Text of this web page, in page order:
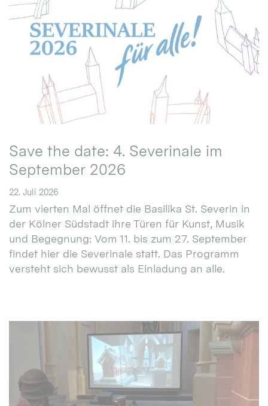
Save the date: 4. Severinale im
September 2026
22. Juli 2026
Zum vierten Mal öffnet die Basilika St. Severin in
der Kölner Südstadt ihre Türen für Kunst, Musik
und Begegnung: Vom 11. bis zum 27. September
findet hier die Severinale statt. Das Programm
versteht sich bewusst als Einladung an alle.